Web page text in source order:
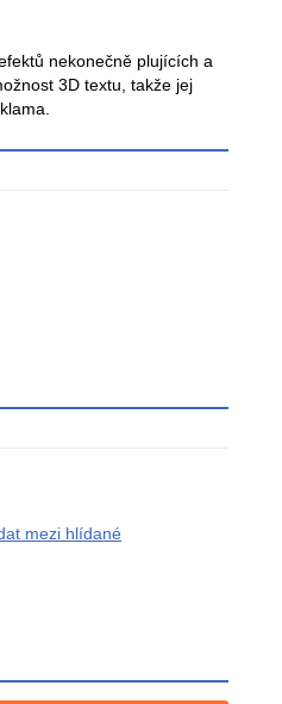
nekonečně plujících a
3D textu, takže jej
mezi hlídané